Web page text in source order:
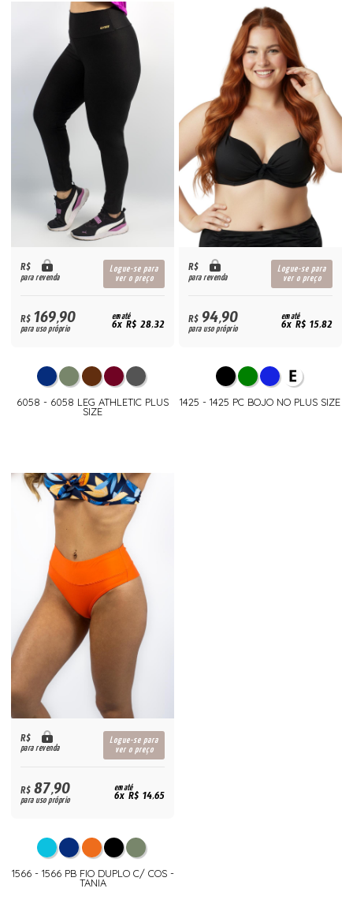
R$
para revenda
Logue-se para
ver o preço
R$169,90
para uso próprio
em até
6x R$ 28,32
6058 - 6058 LEG ATHLETIC PLUS
SIZE
R$
para revenda
Logue-se para
ver o preço
R$94,90
para uso próprio
em até
6x R$ 15,82
1425 - 1425 PC BOJO NO PLUS SIZE
R$
para revenda
Logue-se para
ver o preço
R$87,90
para uso próprio
em até
6x R$ 14,65
1566 - 1566 PB FIO DUPLO C/ COS -
TANIA